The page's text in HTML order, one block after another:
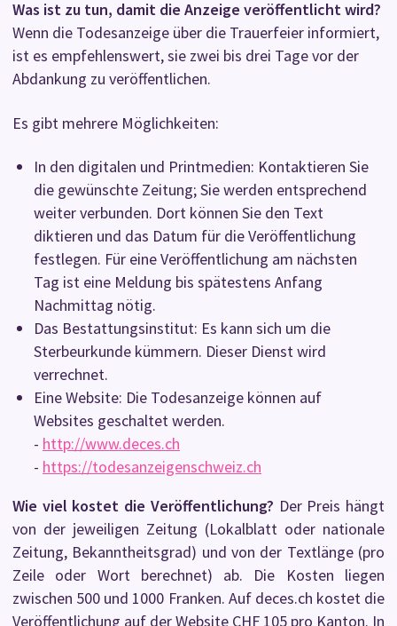
Was ist zu tun, damit die Anzeige veröffentlicht wird?
Wenn die Todesanzeige über die Trauerfeier informiert,
ist es empfehlenswert, sie zwei bis drei Tage vor der
Abdankung zu veröffentlichen.
Es gibt mehrere Möglichkeiten:
In den digitalen und Printmedien: Kontaktieren Sie
die gewünschte Zeitung; Sie werden entsprechend
weiter verbunden. Dort können Sie den Text
diktieren und das Datum für die Veröffentlichung
festlegen. Für eine Veröffentlichung am nächsten
Tag ist eine Meldung bis spätestens Anfang
Nachmittag nötig.
Das Bestattungsinstitut: Es kann sich um die
Sterbeurkunde kümmern. Dieser Dienst wird
verrechnet.
Eine Website: Die Todesanzeige können auf
Websites geschaltet werden.
- http://www.deces.ch
- https://todesanzeigenschweiz.ch
Wie viel kostet die Veröffentlichung? Der Preis hängt
von der jeweiligen Zeitung (Lokalblatt oder nationale
Zeitung, Bekanntheitsgrad) und von der Textlänge (pro
Zeile oder Wort berechnet) ab. Die Kosten liegen
zwischen 500 und 1000 Franken. Auf deces.ch kostet die
Veröffentlichung auf der Website CHF 105 pro Kanton. In